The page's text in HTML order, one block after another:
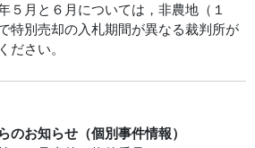
月と６月については，非農地（１
特別売却の入札期間が異なる裁判所が
ださい。
のお知らせ（個別事件情報）